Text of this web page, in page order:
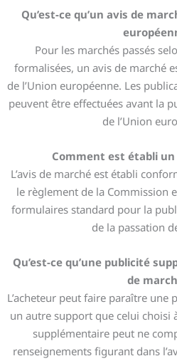
Qu’est-ce qu’un avis de
Pour les marchés passés
formalisées, un avis de marché
de l’Union européenne. Les
peuvent être effectuées avant la
de l’Union
Comment est établi un
L’avis de marché est établi
le règlement de la Commission
formulaires standard pour la
de la passation
Qu’est-ce qu’une publicité
de
L’acheteur peut faire paraître
un autre support que celui choisi
supplémentaire peut ne
renseignements figurant dans